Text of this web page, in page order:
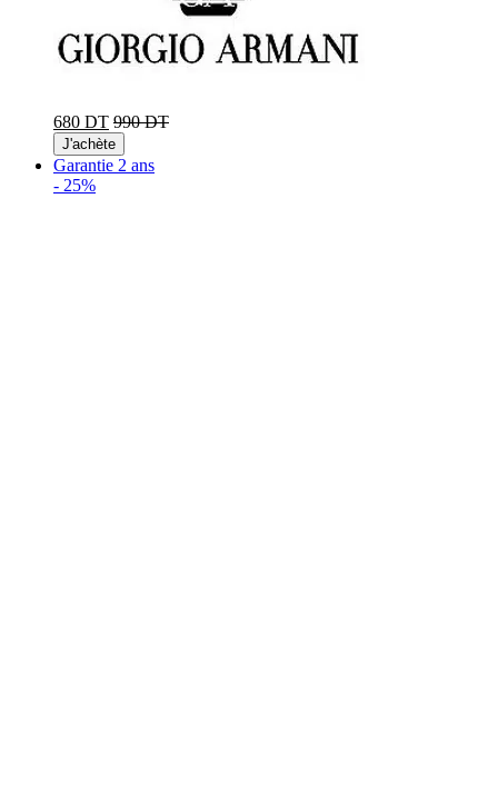
680 DT 990 DT
J'achète
Garantie 2 ans
- 25%